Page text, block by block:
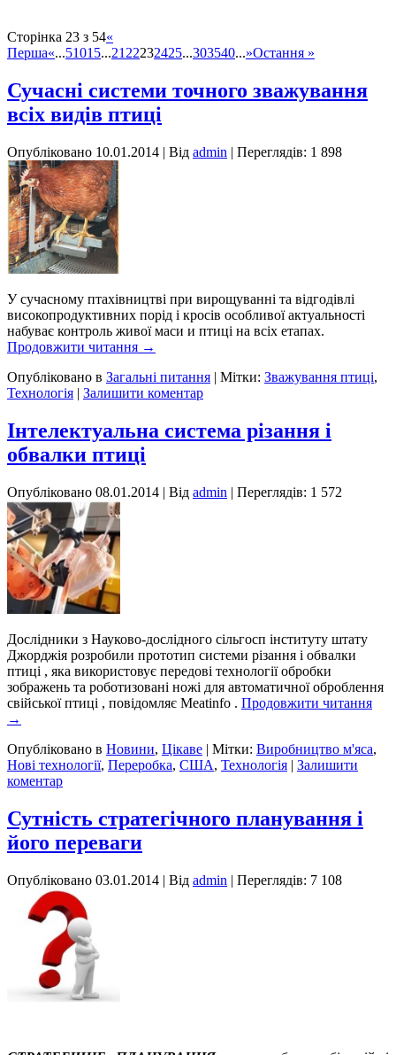
Сторінка 23 з 54«
Перша«...51015...21 22232425...303540...»Остання »
Сучасні системи точного зважування
всіх видів птиці
Опубліковано 10.01.2014 | Від admin | Переглядів: 1 898
У сучасному птахівництві при вирощуванні та відгодівлі
високопродуктивних порід і кросів особливої ​​актуальності
набуває контроль живої маси и птиці на всіх етапах.
Продовжити читання →
Опубліковано в Загальні питання | Мітки: Зважування птиці,
Технологія | Залишити коментар
Iнтелектуальна система різання і
обвалки птиці
Опубліковано 08.01.2014 | Від admin | Переглядів: 1 572
Дослідники з Науково-дослідного сільгосп інституту штату
Джорджія розробили прототип системи різання і обвалки
птиці , яка використовує передові технології обробки
зображень та роботизовані ножі для автоматичної оброблення
свійської птиці , повідомляє Meatinfo . Продовжити читання
→
Опубліковано в Новини, Цікаве | Мітки: Виробництво м'яса,
Нові технології, Переробка, США, Технологія | Залишити
коментар
Сутність стратегічного планування і
його переваги
Опубліковано 03.01.2014 | Від admin | Переглядів: 7 108